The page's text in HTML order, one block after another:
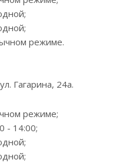
режиме.
Гагарина, 24а.
режиме;
- 14:00;